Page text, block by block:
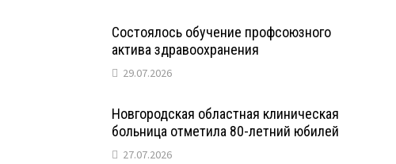
Состоялось обучение профсоюзного
актива здравоохранения
29.07.2026
Новгородская областная клиническая
больница отметила 80-летний юбилей
27.07.2026